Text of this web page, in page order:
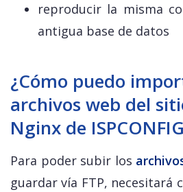
reproducir la misma
antigua base de datos
¿Cómo puedo
archivos web del
Nginx de
Para poder subir los
guardar vía FTP, necesitará